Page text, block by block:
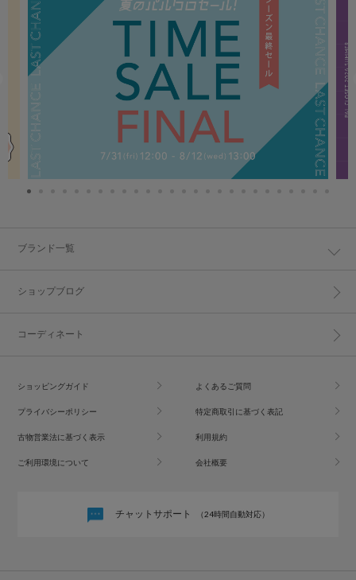
ブランド一覧
ショップブログ
コーディネート
ショッピングガイド よくあるご質問
プライバシーポリシー 特定商取引に基づく表記
古物営業法に基づく表示 利用規約
ご利用環境について 会社概要
チャットサポート （24時間自動対応）